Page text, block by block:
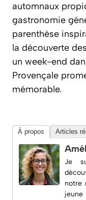
automnaux
gastronomie
parenthèse
la découverte
un week-end
Provençale
mémorable.
À propos Articles
Je
notre